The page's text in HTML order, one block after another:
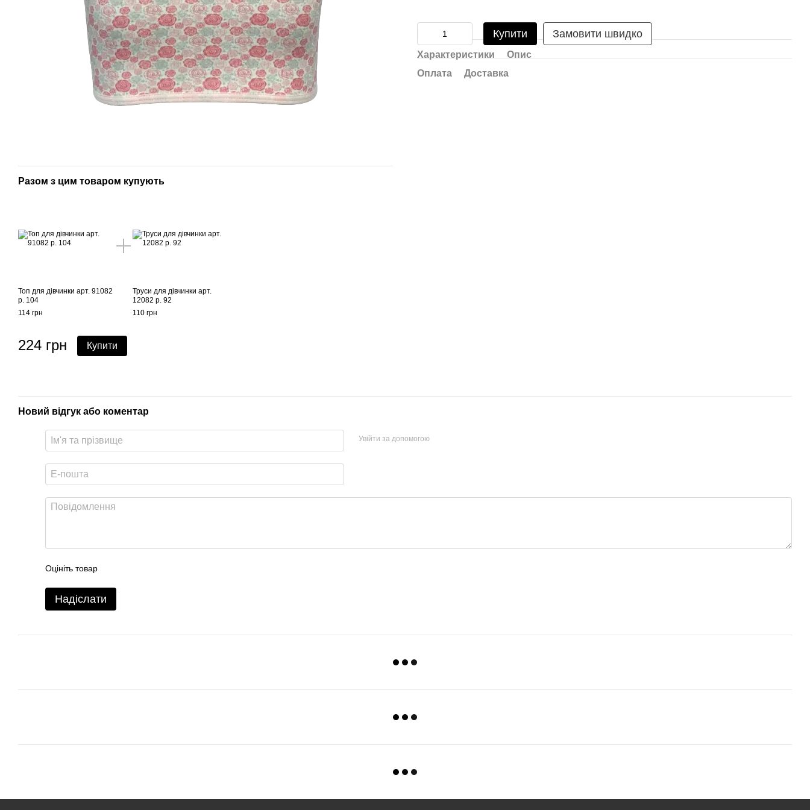
Разом з цим товаром купують
Топ для дівчинки арт. 91082
р. 104
114 грн
Труси для дівчинки арт.
12082 р. 92
110 грн
224 грн Купити
Купити Замовити швидко
Характеристики
Опис
Оплата
Доставка
Новий відгук або коментар
Увійти за допомогою
Оцініть товар
Надіслати